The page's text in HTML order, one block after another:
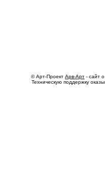
© Арт-Проект Арв-Арт - сайт
Техническую поддержку